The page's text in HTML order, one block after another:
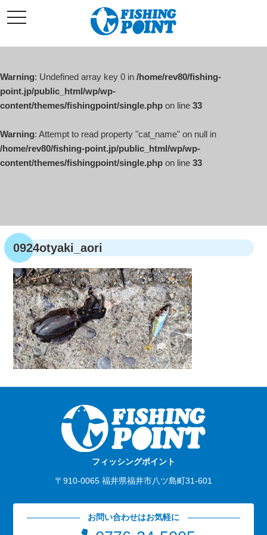
ン
ン
へ
ス
キ
プ
t
o
l
v
i
a
o
n
Warning: Undefined array key 0 in /home/rev80/fishing-
point.jp/public_html/wp/wp-
content/themes/fishingpoint/single.php on line 33
Warning: Attempt to read property "cat_name" on null in
/home/rev80/fishing-point.jp/public_html/wp/wp-
content/themes/fishingpoint/single.php on line 33
0924otyaki_aori
フィッシングポイント
〒910-0065 福井県福井市八ツ島町31-601
お問い合わせはお気軽に